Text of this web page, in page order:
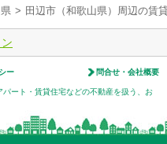
> 田辺市（和歌山県）周辺の賃
ー 問合せ・会社概要
ート・賃貸住宅などの不動産を扱う、お